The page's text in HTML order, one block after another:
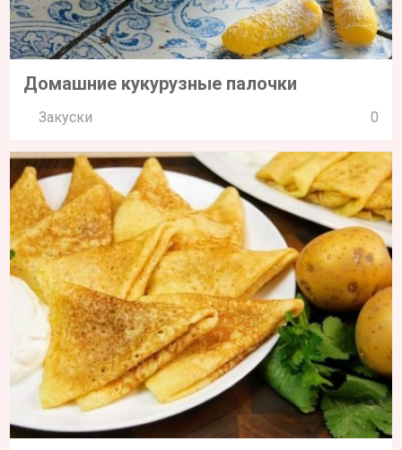
Домашние кукурузные палочки
Закуски 0